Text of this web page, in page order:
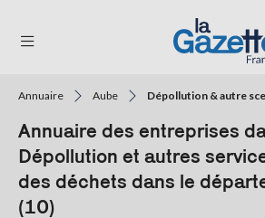
RÉGIONS
FORMATS
Annuaire Aube Dépollution & autre
Annuaire des entreprises
Dépollution et autres
des déchets dans le
(10)